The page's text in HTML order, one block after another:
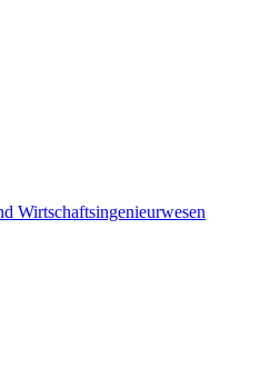
Wirtschaftsingenieurwesen